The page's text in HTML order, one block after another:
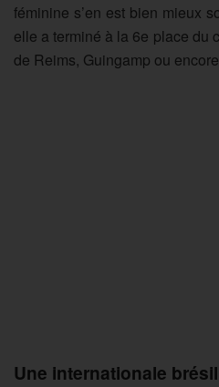
féminine s’en est bien mieux
elle a terminé à la 6e place du
de Reims, Guingamp ou
Une internationale